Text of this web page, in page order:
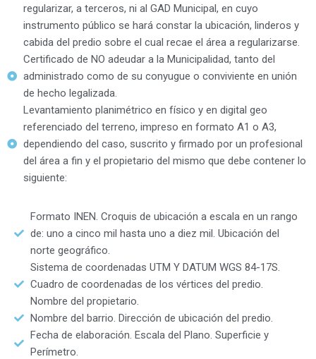
regularizar, a terceros, ni al GAD Municipal, en cuyo
instrumento público se hará constar la ubicación, linderos y
cabida del predio sobre el cual recae el área a regularizarse.
Certificado de NO adeudar a la Municipalidad, tanto del
administrado como de su conyugue o conviviente en unión
de hecho legalizada.
Levantamiento planimétrico en físico y en digital geo
referenciado del terreno, impreso en formato A1 o A3,
dependiendo del caso, suscrito y firmado por un profesional
del área a fin y el propietario del mismo que debe contener lo
siguiente:
Formato INEN. Croquis de ubicación a escala en un rango
de: uno a cinco mil hasta uno a diez mil. Ubicación del
norte geográfico.
Sistema de coordenadas UTM Y DATUM WGS 84-17S.
Cuadro de coordenadas de los vértices del predio.
Nombre del propietario.
Nombre del barrio. Dirección de ubicación del predio.
Fecha de elaboración. Escala del Plano. Superficie y
Perímetro.